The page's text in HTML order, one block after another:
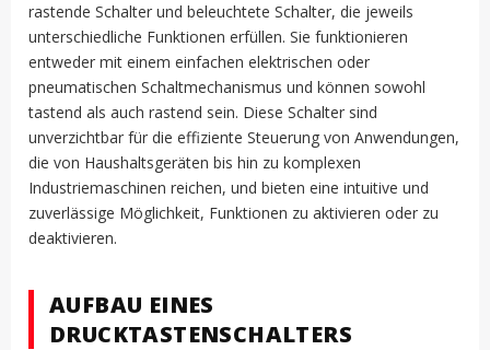
rastende Schalter und beleuchtete Schalter, die jeweils
unterschiedliche Funktionen erfüllen. Sie funktionieren
entweder mit einem einfachen elektrischen oder
pneumatischen Schaltmechanismus und können sowohl
tastend als auch rastend sein. Diese Schalter sind
unverzichtbar für die effiziente Steuerung von Anwendungen,
die von Haushaltsgeräten bis hin zu komplexen
Industriemaschinen reichen, und bieten eine intuitive und
zuverlässige Möglichkeit, Funktionen zu aktivieren oder zu
deaktivieren.
AUFBAU EINES
DRUCKTASTENSCHALTERS